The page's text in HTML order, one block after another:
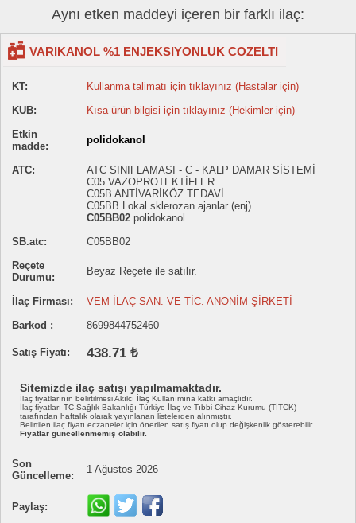
Aynı etken maddeyi içeren bir farklı ilaç:
VARIKANOL %1 ENJEKSIYONLUK COZELTI
KT:
Kullanma talimatı için tıklayınız (Hastalar için)
KUB:
Kısa ürün bilgisi için tıklayınız (Hekimler için)
Etkin
madde:
polidokanol
ATC:
ATC SINIFLAMASI - C - KALP DAMAR SİSTEMİ
C05 VAZOPROTEKTİFLER
C05B ANTİVARİKÖZ TEDAVİ
C05BB Lokal sklerozan ajanlar (enj)
C05BB02 polidokanol
SB.atc:
C05BB02
Reçete
Durumu:
Beyaz Reçete ile satılır.
İlaç Firması:
VEM İLAÇ SAN. VE TİC. ANONİM ŞİRKETİ
Barkod :
8699844752460
Satış Fiyatı: 438.71 ₺
Sitemizde ilaç satışı yapılmamaktadır.
İlaç fiyatlarının belirtilmesi Akılcı İlaç Kullanımına katkı amaçlıdır.
İlaç fiyatları TC Sağlık Bakanlığı Türkiye İlaç ve Tıbbi Cihaz Kurumu (TİTCK)
tarafından haftalık olarak yayınlanan listelerden alınmıştır.
Belirtilen ilaç fiyatı eczaneler için önerilen satış fiyatı olup değişkenlik gösterebilir.
Fiyatlar güncellenmemiş olabilir.
Son
Güncelleme:
1 Ağustos 2026
Paylaş: